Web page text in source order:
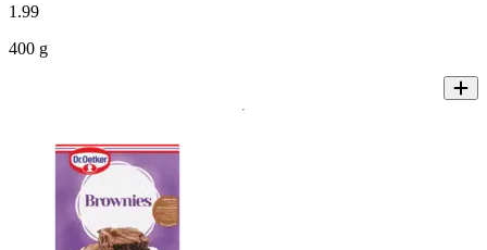
1 .99
400 g